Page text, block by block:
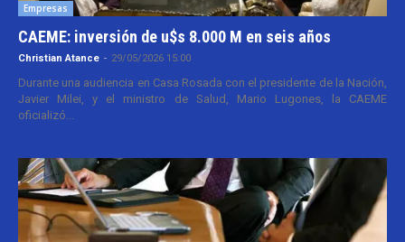
Empresas
CAEME: inversión de u$s 8.000 M en seis años
Christian Atance - 29/05/2026 15:00
Durante una audiencia en Casa Rosada con el presidente de la Nación,
Javier Milei, y el ministro de Salud, Mario Lugones, la CAEME
oficializó...